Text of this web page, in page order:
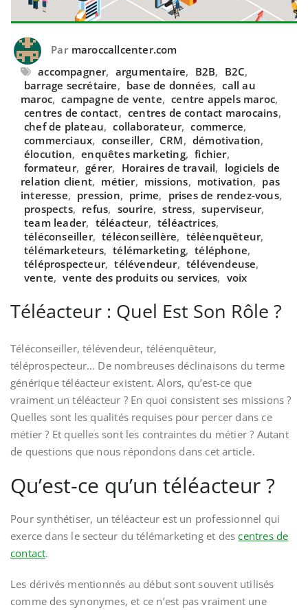
Par maroccallcenter.com
accompagner, argumentaire, B2B, B2C,
barrage secrétaire, base de données, call au
maroc, campagne de vente, centre appels maroc,
centres de contact, centres de contact marocains,
chef de plateau, collaborateur, commerce,
commerciaux, conseiller, CRM, démotivation,
élocution, enquêtes marketing, fichier,
formateur, gérer, Horaires de travail, logiciels de
relation client, métier, missions, motivation, pas
interesse, pression, prime, prises de rendez-vous,
prospects, refus, sourire, stress, superviseur,
team leader, téléacteur, téléactrices,
téléconseiller, téléconseillère, téléenquêteur,
télémarketeurs, télémarketing, téléphone,
téléprospecteur, télévendeur, télévendeuse,
vente, vente des produits ou services, voix
Téléacteur : Quel Est Son Rôle ?
Téléconseiller, télévendeur, téléenquêteur,
téléprospecteur… De nombreuses déclinaisons du terme
générique téléacteur existent. Alors, qu’est-ce que
vraiment un téléacteur ? En quoi consistent ses missions ?
Quelles sont les qualités requises pour percer dans ce
métier ? Et quelles sont les contraintes du métier ? Autant
de questions que nous répondons dans cet article.
Qu’est-ce qu’un téléacteur ?
Pour synthétiser, un téléacteur est un professionnel qui
exerce dans le secteur du télémarketing et descentres de
contact.
Les dérivés mentionnés au début sont souvent utilisés
comme des synonymes, et ce n’est pas vraiment une